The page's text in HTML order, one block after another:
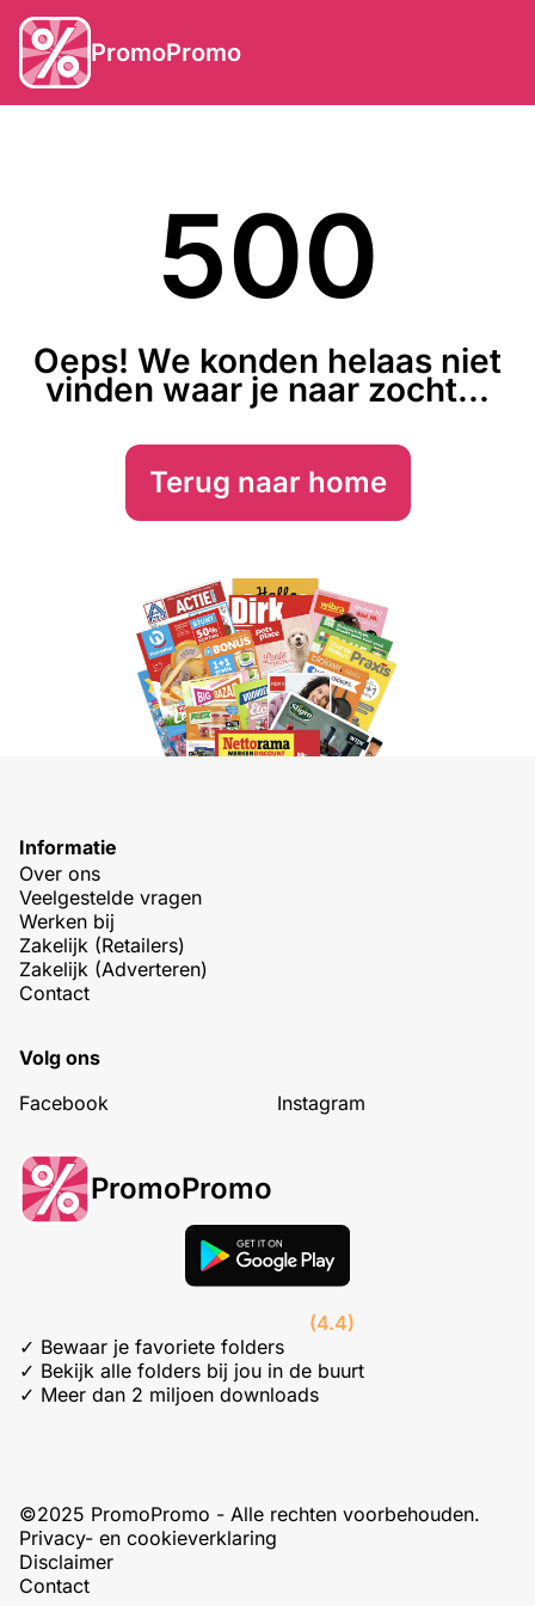
PromoPromo
500
Oeps! We konden helaas niet
vinden waar je naar zocht...
Terug naar home
Informatie
Over ons
Veelgestelde vragen
Werken bij
Zakelijk (Retailers)
Zakelijk (Adverteren)
Contact
Volg ons
Facebook
Instagram
PromoPromo
(4.4)
✓ Bewaar je favoriete folders
✓ Bekijk alle folders bij jou in de buurt
✓ Meer dan 2 miljoen downloads
©2025 PromoPromo - Alle rechten voorbehouden.
Privacy- en cookieverklaring
Disclaimer
Contact